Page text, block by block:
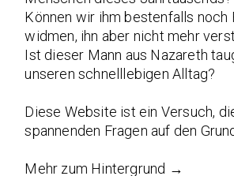
Können wir ihm bestenfalls noch
widmen, ihn aber nicht mehr
Ist dieser Mann aus Nazareth
unseren schnelllebigen Alltag?
Diese Website ist ein Versuch,
spannenden Fragen auf den
Mehr zum Hintergrund →